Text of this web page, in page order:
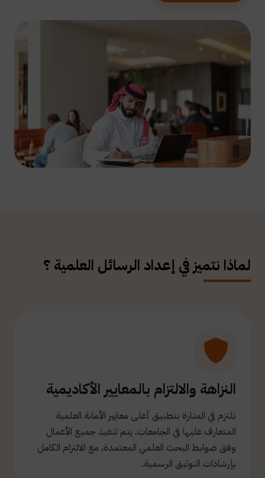
لماذا نتميز في إعداد الرسائل العلمية ؟
النزاهة والالتزام بالمعايير الأكاديمية
نلتزم في المنارة بتطبيق أعلى معايير الأمانة العلمية
المتعارف عليها في الجامعات. يتم تنفيذ جميع الأعمال
وفق ضوابط البحث العلمي المعتمدة، مع الالتزام الكامل
بإرشادات التوثيق الرسمية.